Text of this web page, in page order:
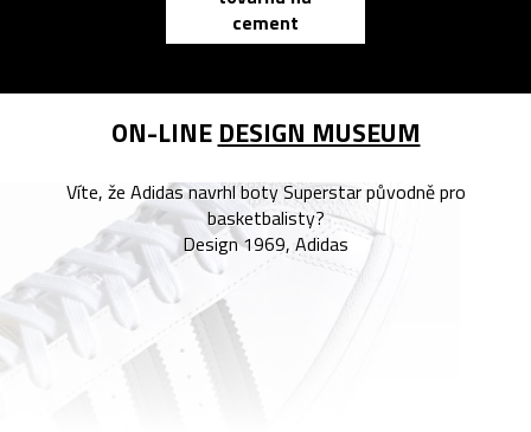
cement
ON-LINE DESIGN MUSEUM
Víte, že Adidas navrhl boty Superstar původně pro
basketbalisty?
Design 1969, Adidas